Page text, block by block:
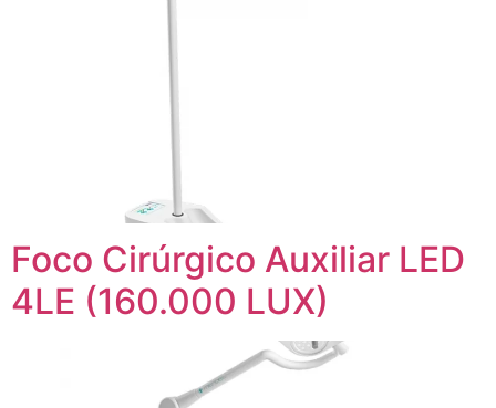
Foco Cirúrgico Auxiliar LED
4LE (160.000 LUX)